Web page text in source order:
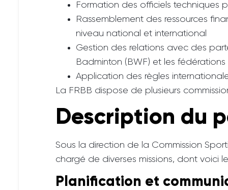
Formation des officiels techniques
Rassemblement des ressources
niveau national et international
Gestion des relations avec des
Badminton (BWF) et les fédérations
Application des règles
La FRBB dispose de plusieurs
Description du
Sous la direction de la Commission
chargé de diverses missions, dont voici
Planification et